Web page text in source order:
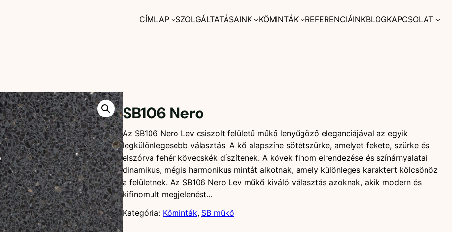
CÍMLAP SZOLGÁLTATÁSAINK KŐMINTÁK REFERENCIÁINKBLOGKAPCSOLAT
SB106 Nero
Az SB106 Nero Lev csiszolt felületű műkő lenyűgöző eleganciájával az egyik
legkülönlegesebb választás. A kő alapszíne sötétszürke, amelyet fekete, szürke és
elszórva fehér kövecskék díszítenek. A kövek finom elrendezése és színárnyalatai
dinamikus, mégis harmonikus mintát alkotnak, amely különleges karaktert kölcsönöz
a felületnek. Az SB106 Nero Lev műkő kiváló választás azoknak, akik modern és
kifinomult megjelenést…
Kategória: Kőminták, SB műkő